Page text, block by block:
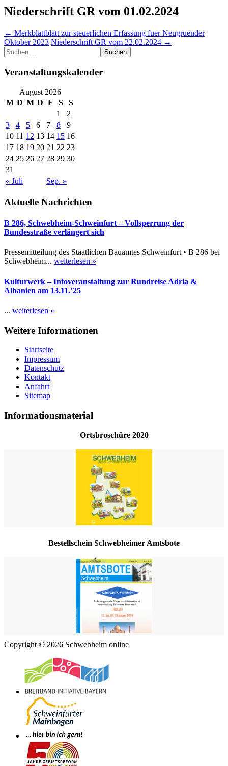
Niederschrift GR vom 01.02.2024
Post
navigation
← Merkblattblatt zur steuerlichen Erfassung fuer Neugruender
Oktober 2023 Niederschrift GR vom 22.02.2024 →
Suchen
nach:
Veranstaltungskalender
August 2026
M D M D F S
S
1
2
3
4 5 6 7 8
9
10 11 12 13 14 15 16
17 18 19 20 21 22 23
24 25 26 27 28 29 30
31
« Juli
Sep. »
Aktuelle Nachrichten
B 286, Schwebheim-Schweinfurt – Vollsperrung der
Bundesstraße verlängert sich
Pressemitteilung des Staatlichen Bauamtes Schweinfurt • B 286 bei
Schwebheim... weiterlesen »
Kulturwerk – Infoveranstaltung zur Rundreise Adria &
Albanien am 13.11.’25
... weiterlesen »
Weitere Informationen
Startseite
Impressum
Datenschutz
Kontakt
Anfahrt
Sitemap
Informationsmaterial
Ortsbroschüre 2020
Bestellschein Schwebheimer Amtsbote
Copyright © 2026 Schwebheim online